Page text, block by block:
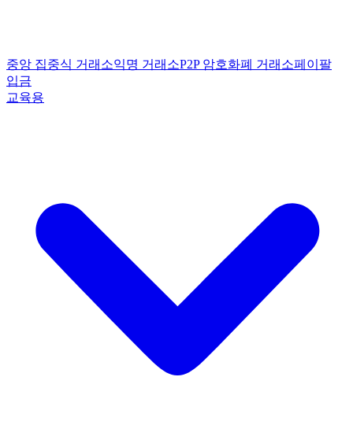
중앙 집중식 거래소익명 거래소P2P 암호화폐 거래소페이팔
입금
교육용